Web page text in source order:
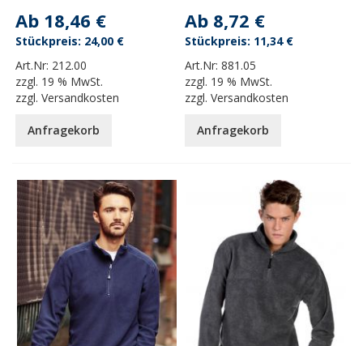
Ab 18,46 €
Art.Nr: 212.00
zzgl. 19 % MwSt.
zzgl.Versandkosten
24,00 €
Anfragekorb
Ab 8,72 €
Art.Nr:881.05
zzgl. 19 % MwSt.
zzgl.Versandkosten
11,34 €
Anfragekorb